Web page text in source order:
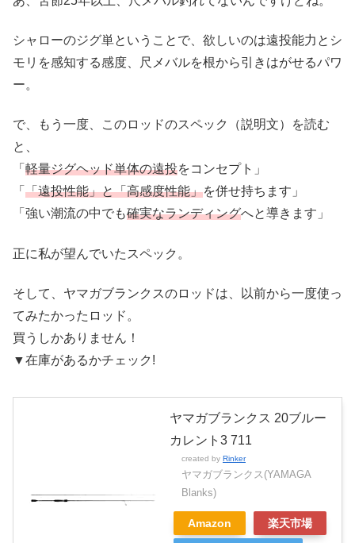
シャローのジグ単ということで、欲しいのは遠投能力とシ
モリを感知する感度、尺メバルを根から引きはがせるパワ
ー。
で、もう一度、このロッドのスペック（説明文）を読む
と、
「 軽量ジグヘッド単体の遠投をコンセプト」
「 「遠投性能」と「高感度性能」を併せ持ちます」
「強い潮流の中でも確実なランディングへと導きます」
正に私が望んでいたスペック。
そして、ヤマガブランクスのロッドは、以前から一度使っ
てみたかったロッド。
買うしかありません！
▼在庫があるかチェック!
ヤマガブランクス 20ブルー
カレント3 711
created by Rinker
ヤマガブランクス(YAMAGA
Blanks)
Amazon 楽天市場